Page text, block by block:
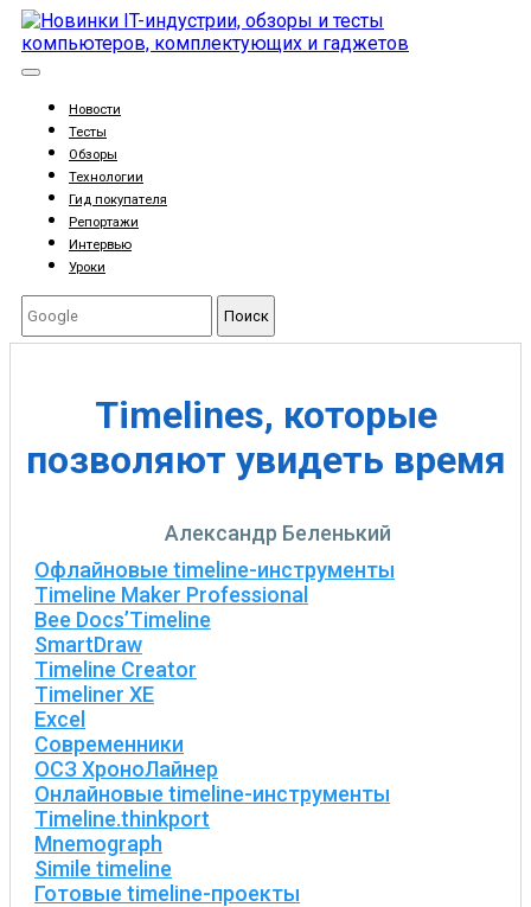
Новости
Тесты
Обзоры
Технологии
Гид покупателя
Репортажи
Интервью
Уроки
Поиск
Timelines, которые
позволяют увидеть время
Александр Беленький
Офлайновые timeline-инструменты
Timeline Maker Professional
Bee Docs’Timeline
SmartDraw
Timeline Creator
Timeliner XE
Excel
Современники
ОСЗ ХроноЛайнер
Онлайновые timeline-инструменты
Timeline.thinkport
Mnemograph
Simile timeline
Готовые timeline-проекты